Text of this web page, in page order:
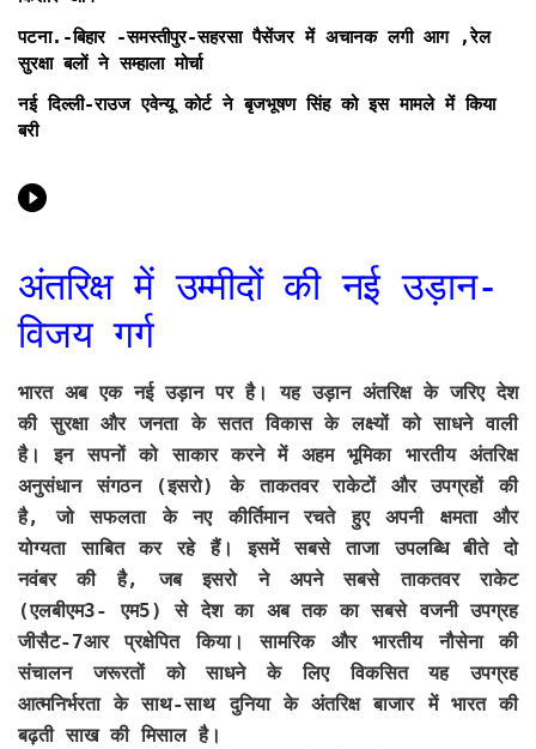
पटना.-बिहार -समस्तीपुर-सहरसा पैसेंजर में अचानक लगी आग ,रेल
सुरक्षा बलों ने सम्हाला मोर्चा
नई दिल्ली-राउज एवेन्यू कोर्ट ने बृजभूषण सिंह को इस मामले में किया
बरी
अंतरिक्ष में उम्मीदों की नई उड़ान-
विजय गर्ग
भारत अब एक नई उड़ान पर है। यह उड़ान अंतरिक्ष के जरिए देश
की सुरक्षा और जनता के सतत विकास के लक्ष्यों को साधने वाली
है। इन सपनों को साकार करने में अहम भूमिका भारतीय अंतरिक्ष
अनुसंधान संगठन (इसरो) के ताकतवर राकेटों और उपग्रहों की
है, जो सफलता के नए कीर्तिमान रचते हुए अपनी क्षमता और
योग्यता साबित कर रहे हैं। इसमें सबसे ताजा उपलब्धि बीते दो
नवंबर की है, जब इसरो ने अपने सबसे ताकतवर राकेट
(एलबीएम3- एम5) से देश का अब तक का सबसे वजनी उपग्रह
जीसैट-7आर प्रक्षेपित किया। सामरिक और भारतीय नौसेना की
संचालन जरूरतों को साधने के लिए विकसित यह उपग्रह
आत्मनिर्भरता के साथ-साथ दुनिया के अंतरिक्ष बाजार में भारत की
बढ़ती साख की मिसाल है।